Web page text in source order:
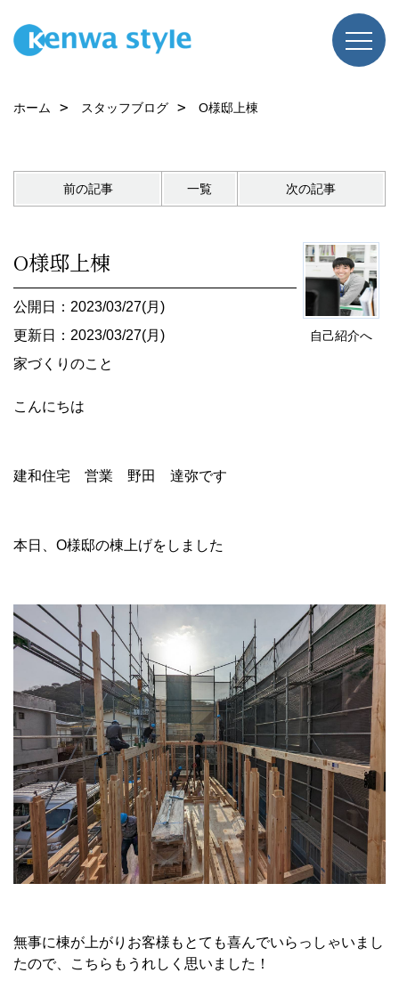
ホーム スタッフブログ O様邸上棟
前の記事 一覧 次の記事
自己紹介へ
O様邸上棟
公開日：2023/03/27(月)
更新日：2023/03/27(月)
家づくりのこと
こんにちは
建和住宅 営業 野田 達弥です
本日、O様邸の棟上げをしました
無事に棟が上がりお客様もとても喜んでいらっしゃいまし
たので、こちらもうれしく思いました！